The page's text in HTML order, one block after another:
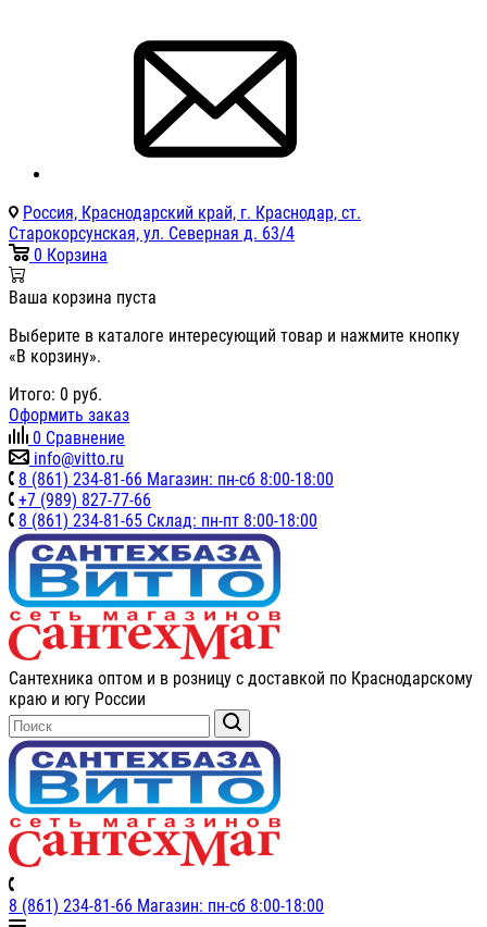
Россия, Краснодарский край, г. Краснодар, ст.
Старокорсунская, ул. Северная д. 63/4
0 Корзина
Ваша корзина пуста
Выберите в каталоге интересующий товар и нажмите кнопку
«В корзину».
Итого: 0 руб.
Оформить заказ
0 Сравнение
info@vitto.ru
8 (861) 234-81-66 Магазин: пн-сб 8:00-18:00
+7 (989) 827-77-66
8 (861) 234-81-65 Склад: пн-пт 8:00-18:00
Сантехника оптом и в розницу с доставкой по Краснодарскому
краю и югу России
8 (861) 234-81-66 Магазин: пн-сб 8:00-18:00